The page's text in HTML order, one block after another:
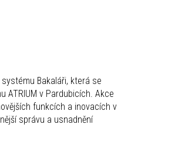
Bakaláři, která se
ATRIUM v Pardubicích. Akce
funkcích a inovacích v
správu a usnadnění